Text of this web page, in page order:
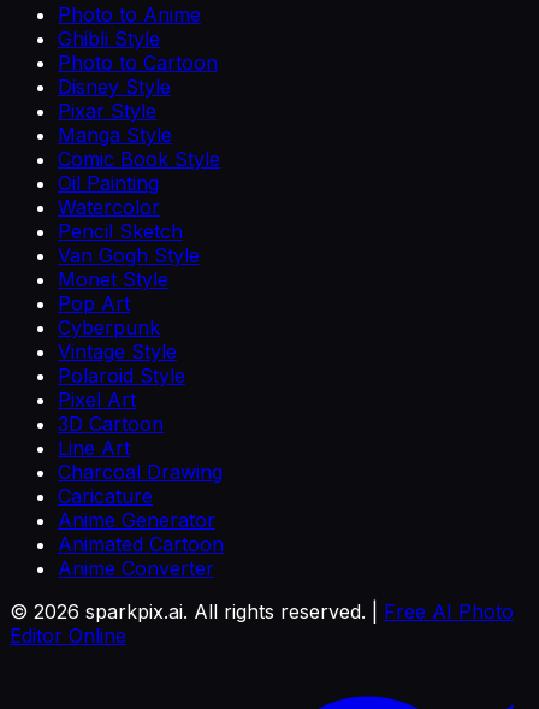
Photo to Anime
Ghibli Style
Photo to Cartoon
Disney Style
Pixar Style
Manga Style
Comic Book Style
Oil Painting
Watercolor
Pencil Sketch
Van Gogh Style
Monet Style
Pop Art
Cyberpunk
Vintage Style
Polaroid Style
Pixel Art
3D Cartoon
Line Art
Charcoal Drawing
Caricature
Anime Generator
Animated Cartoon
Anime Converter
© 2026 sparkpix.ai. All rights reserved. |
Free AI Photo
Editor Online